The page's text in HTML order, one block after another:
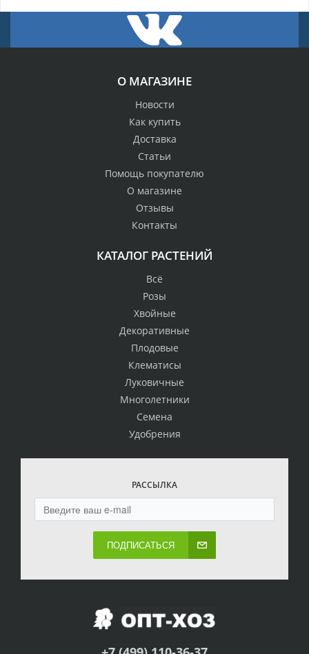
О МАГАЗИНЕ
Новости
Как купить
Доставка
Статьи
Помощь покупателю
О магазине
Отзывы
Контакты
КАТАЛОГ РАСТЕНИЙ
Всё
Розы
Хвойные
Декоративные
Плодовые
Клематисы
Луковичные
Многолетники
Семена
Удобрения
РАССЫЛКА
ПОДПИСАТЬСЯ